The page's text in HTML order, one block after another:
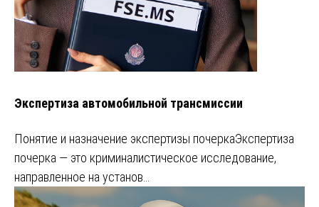
Экспертиза автомобильной трансмиссии
Понятие и назначение экспертизы почеркаЭкспертиза
почерка — это криминалистическое исследование,
направленное на установ…